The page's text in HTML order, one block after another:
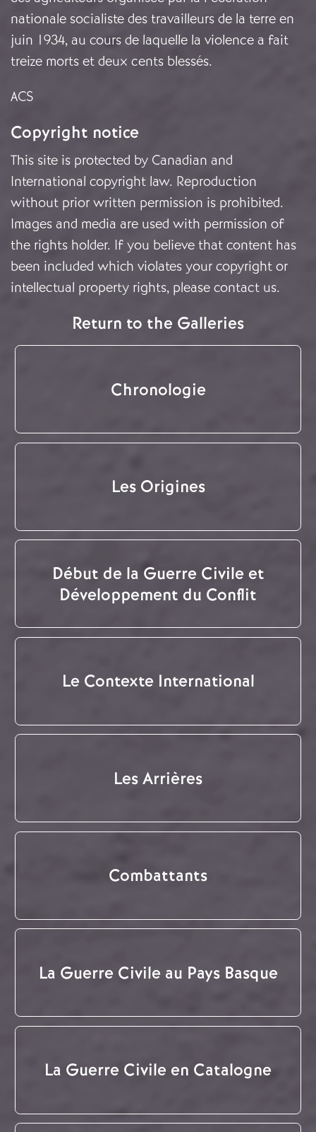
nationale socialiste des travailleurs de la terre en
juin 1934, au cours de laquelle la violence a fait
treize morts et deux cents blessés.
ACS
Copyright notice
This site is protected by Canadian and
International copyright law. Reproduction
without prior written permission is prohibited.
Images and media are used with permission of
the rights holder. If you believe that content has
been included which violates your copyright or
intellectual property rights, please contact us.
Return to the Galleries
Chronologie
Les Origines
Début de la Guerre Civile et
Développement du Conflit
Le Contexte International
Les Arrières
Combattants
La Guerre Civile au Pays Basque
La Guerre Civile en Catalogne